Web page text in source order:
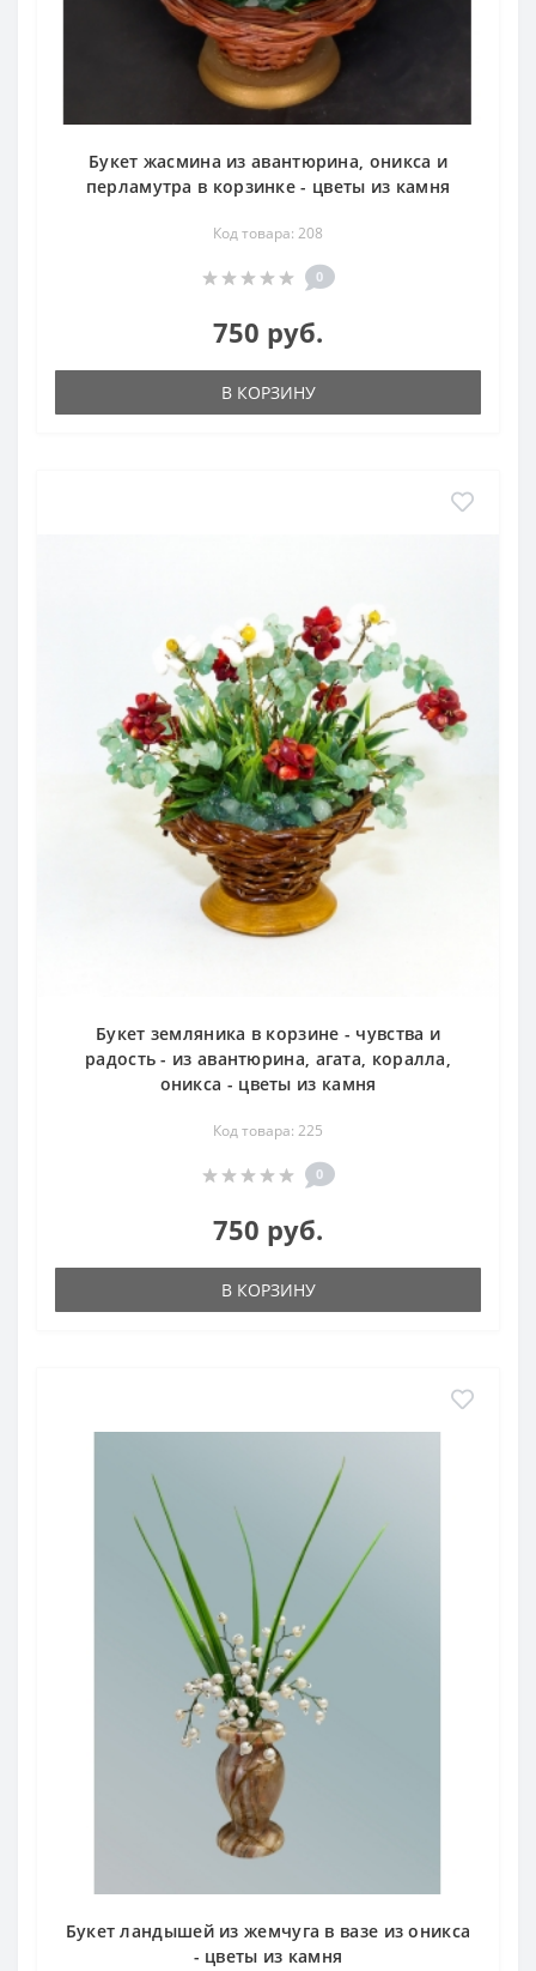
Букет жасмина из авантюрина, оникса и
перламутра в корзинке - цветы из камня
Код товара: 208
0
750 руб.
В КОРЗИНУ
Букет земляника в корзине - чувства и
радость - из авантюрина, агата, коралла,
оникса - цветы из камня
Код товара: 225
0
750 руб.
В КОРЗИНУ
Букет ландышей из жемчуга в вазе из оникса
- цветы из камня